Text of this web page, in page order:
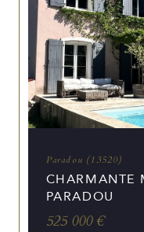
Paradou (13520)
CHARMANTE
PARADOU
525 000 €